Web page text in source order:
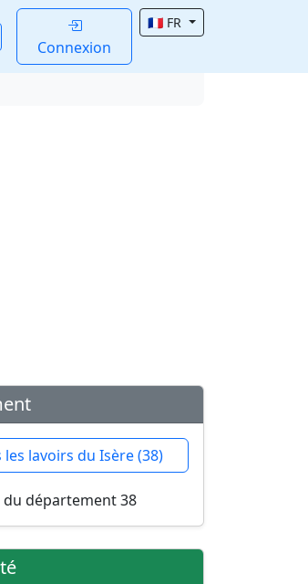
Connexion
🇫🇷 FR
lavoirs du Isère (38)